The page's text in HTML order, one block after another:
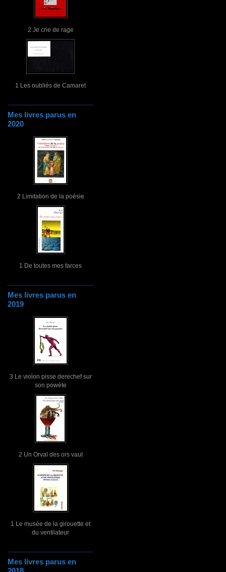
2 Je crie de rage
1 Les oubliés de Camaret
Mes livres parus en
2020
2 Limitation de la poésie
1 De toutes mes farces
Mes livres parus en
2019
3 Le violon pisse derechef sur
son powète
2 Un Orval des ors vaut
1 Le musée de la girouette et
du ventilateur
Mes livres parus en